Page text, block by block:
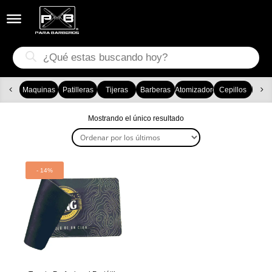
Búsqueda
de
productos
Maquinas Patilleras Tijeras Barberas AtomizadoresCepillos
Mostrando el único resultado
- 14%